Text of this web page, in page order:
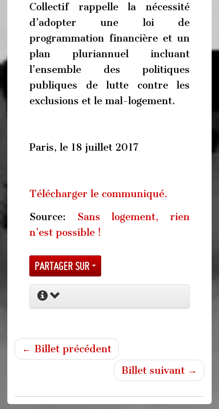
Collectif rappelle la nécessité
d’adopter une loi de
programmation financière et un
plan pluriannuel incluant
l’ensemble des politiques
publiques de lutte contre les
exclusions et le mal-logement.
Paris, le 18 juillet 2017
Télécharger le communiqué.
Source: Sans logement, rien
n’est possible !
Partager sur
← Billet précédent
Billet suivant →